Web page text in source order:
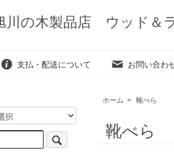
川の木製品店 ウッド
支払・配送について お問い合わ
ホーム > 靴べら
靴べら